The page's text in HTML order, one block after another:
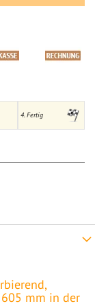
4. Fertig
mm in der